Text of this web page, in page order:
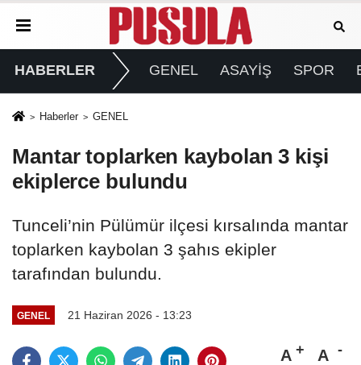
HABERLER GENEL ASAYİŞ SPOR
Haberler GENEL
Mantar toplarken kaybolan 3 kişi
ekiplerce bulundu
Tunceli’nin Pülümür ilçesi kırsalında mantar
toplarken kaybolan 3 şahıs ekipler
tarafından bulundu.
GENEL 21 Haziran 2026 - 13:23
A A